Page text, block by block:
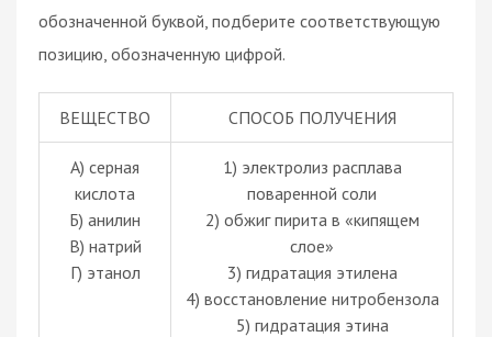
обозначенной буквой, подберите соответствующую
позицию, обозначенную цифрой.
ВЕЩЕСТВО СПОСОБ ПОЛУЧЕНИЯ
А) серная
кислота
Б) анилин
В) натрий
Г) этанол
1) электролиз расплава
поваренной соли
2) обжиг пирита в «кипящем
слое»
3) гидратация этилена
4) восстановление нитробензола
5) гидратация этина